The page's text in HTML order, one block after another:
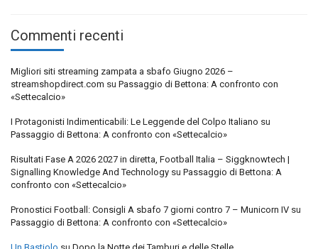
Commenti recenti
Migliori siti streaming zampata a sbafo Giugno 2026 –
streamshopdirect.com su Passaggio di Bettona: A confronto con
«Settecalcio»
I Protagonisti Indimenticabili: Le Leggende del Colpo Italiano su
Passaggio di Bettona: A confronto con «Settecalcio»
Risultati Fase A 2026 2027 in diretta, Football Italia – Siggknowtech |
Signalling Knowledge And Technology su Passaggio di Bettona: A
confronto con «Settecalcio»
Pronostici Football: Consigli A sbafo 7 giorni contro 7 – Municorn IV su
Passaggio di Bettona: A confronto con «Settecalcio»